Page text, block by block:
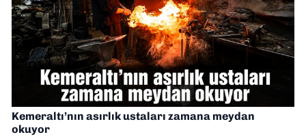
Kemeraltı’nın asırlık ustaları zamana meydan
okuyor